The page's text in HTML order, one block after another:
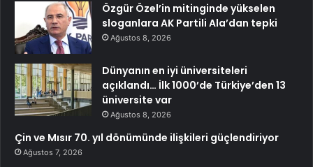
Özgür Özel’in mitinginde yükselen
sloganlara AK Partili Ala’dan tepki
Ağustos 8, 2026
Dünyanın en iyi üniversiteleri
açıklandı… İlk 1000’de Türkiye’den 13
üniversite var
Ağustos 8, 2026
Çin ve Mısır 70. yıl dönümünde ilişkileri güçlendiriyor
Ağustos 7, 2026